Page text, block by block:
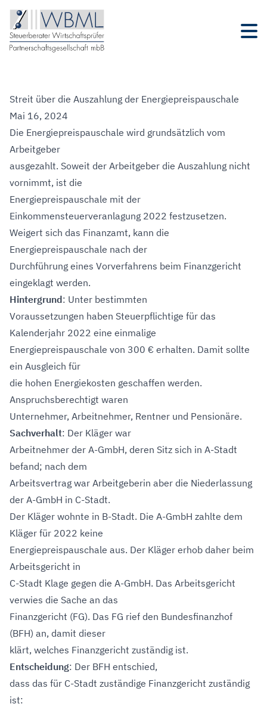
Streit über die Auszahlung der Energiepreispauschale
Mai 16, 2024
Die Energiepreispauschale wird grundsätzlich vom
Arbeitgeber
ausgezahlt. Soweit der Arbeitgeber die Auszahlung nicht
vornimmt, ist die
Energiepreispauschale mit der
Einkommensteuerveranlagung 2022 festzusetzen.
Weigert sich das Finanzamt, kann die
Energiepreispauschale nach der
Durchführung eines Vorverfahrens beim Finanzgericht
eingeklagt werden.
Hintergrund: Unter bestimmten
Voraussetzungen haben Steuerpflichtige für das
Kalenderjahr 2022 eine einmalige
Energiepreispauschale von 300 € erhalten. Damit sollte
ein Ausgleich für
die hohen Energiekosten geschaffen werden.
Anspruchsberechtigt waren
Unternehmer, Arbeitnehmer, Rentner und Pensionäre.
Sachverhalt: Der Kläger war
Arbeitnehmer der A-GmbH, deren Sitz sich in A-Stadt
befand; nach dem
Arbeitsvertrag war Arbeitgeberin aber die Niederlassung
der A-GmbH in C-Stadt.
Der Kläger wohnte in B-Stadt. Die A-GmbH zahlte dem
Kläger für 2022 keine
Energiepreispauschale aus. Der Kläger erhob daher beim
Arbeitsgericht in
C-Stadt Klage gegen die A-GmbH. Das Arbeitsgericht
verwies die Sache an das
Finanzgericht (FG). Das FG rief den Bundesfinanzhof
(BFH) an, damit dieser
klärt, welches Finanzgericht zuständig ist.
Entscheidung: Der BFH entschied,
dass das für C-Stadt zuständige Finanzgericht zuständig
ist: